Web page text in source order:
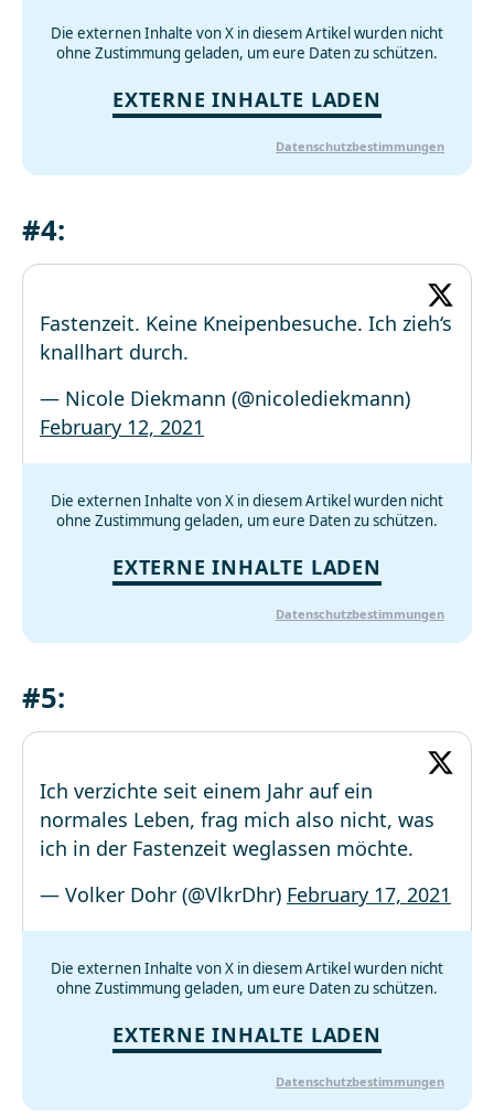
Die externen Inhalte von X in diesem Artikel wurden nicht
ohne Zustimmung geladen, um eure Daten zu schützen.
EXTERNE INHALTE LADEN
Datenschutzbestimmungen
#4:
Fastenzeit. Keine Kneipenbesuche. Ich zieh‘s
knallhart durch.
— Nicole Diekmann (@nicolediekmann)
February 12, 2021
Die externen Inhalte von X in diesem Artikel wurden nicht
ohne Zustimmung geladen, um eure Daten zu schützen.
EXTERNE INHALTE LADEN
Datenschutzbestimmungen
#5:
Ich verzichte seit einem Jahr auf ein
normales Leben, frag mich also nicht, was
ich in der Fastenzeit weglassen möchte.
— Volker Dohr (@VlkrDhr) February 17, 2021
Die externen Inhalte von X in diesem Artikel wurden nicht
ohne Zustimmung geladen, um eure Daten zu schützen.
EXTERNE INHALTE LADEN
Datenschutzbestimmungen